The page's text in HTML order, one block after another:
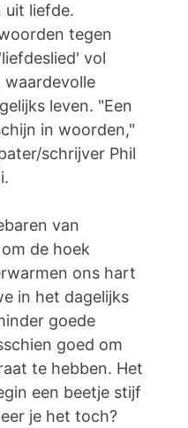
uit liefde.
tegen
vol
waardevolle
leven. "Een
in woorden,"
schrijver Phil
van
de hoek
ons hart
in het dagelijks
goede
goed om
te hebben. Het
een beetje stijf
je het toch?